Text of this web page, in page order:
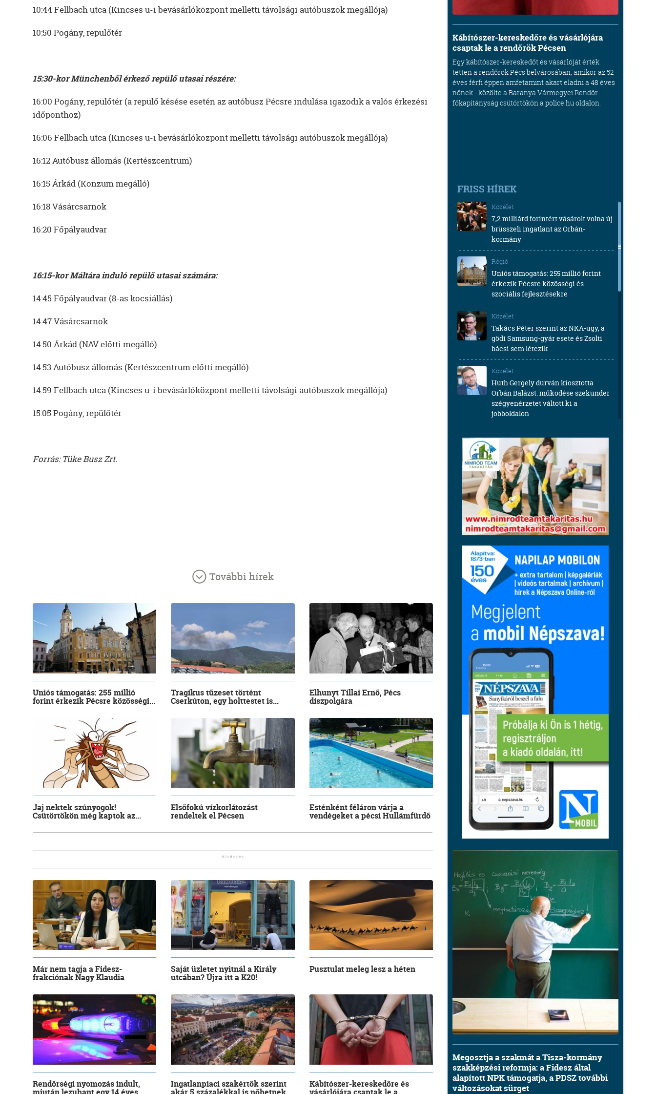
10:44 Fellbach utca (Kincses u-i bevásárlóközpont melletti távolsági autóbuszok megállója)
10:50 Pogány, repülőtér
15:30-kor Münchenből érkező repülő utasai részére:
16:00 Pogány, repülőtér (a repülő késése esetén az autóbusz Pécsre indulása igazodik a valós érkezési
időponthoz)
16:06 Fellbach utca (Kincses u-i bevásárlóközpont melletti távolsági autóbuszok megállója)
16:12 Autóbusz állomás (Kertészcentrum)
16:15 Árkád (Konzum megálló)
16:18 Vásárcsarnok
16:20 Főpályaudvar
16:15-kor Máltára induló repülő utasai számára:
14:45 Főpályaudvar (8-as kocsiállás)
14:47 Vásárcsarnok
14:50 Árkád (NAV előtti megálló)
14:53 Autóbusz állomás (Kertészcentrum előtti megálló)
14:59 Fellbach utca (Kincses u-i bevásárlóközpont melletti távolsági autóbuszok megállója)
15:05 Pogány, repülőtér
Forrás: Tüke Busz Zrt.
További hírek
Uniós támogatás: 255 millió
forint érkezik Pécsre közösségi...
Tragikus tűzeset történt
Cserkúton, egy holttestet is...
Elhunyt Tillai Ernő, Pécs
díszpolgára
Jaj nektek szúnyogok!
Csütörtökön még kaptok az...
Elsőfokú vízkorlátozást
rendeltek el Pécsen
Esténként féláron várja a
vendégeket a pécsi Hullámfürdő
Már nem tagja a Fidesz-
frakciónak Nagy Klaudia
Saját üzletet nyitnál a Király
utcában? Újra itt a K20!
Pusztulat meleg lesz a héten
Rendőrségi nyomozás indult, Ingatlanpiaci szakértők szerint Kábítószer-kereskedőre és
Kábítószer-kereskedőre és vásárlójára
csaptak le a rendőrök Pécsen
Egy kábítószer-kereskedőt és vásárlóját érték
tetten a rendőrök Pécs belvárosában, amikor az 52
éves férfi éppen amfetamint akart eladni a 48 éves
nőnek - közölte a Baranya Vármegyei Rendőr-
főkapitányság csütörtökön a police.hu oldalon.
FRISS HÍREK
Közélet
7,2 milliárd forintért vásárolt volna új
brüsszeli ingatlant az Orbán-
kormány
Régió
Uniós támogatás: 255 millió forint
érkezik Pécsre közösségi és
szociális fejlesztésekre
Közélet
Takács Péter szerint az NKA-ügy, a
gödi Samsung-gyár esete és Zsolti
bácsi sem létezik
Közélet
Huth Gergely durván kiosztotta
Orbán Balázst: működése szekunder
szégyenérzetet váltott ki a
jobboldalon
Közélet
Magyar Péter: péntektől nincs
szükség az önkéntes
fogyasztáscsökkentésre
Régió
Tragikus tűzeset történt Cserkúton,
egy holttestet is találtak
Közélet
Nincsenek jó hónapjai Balásy
Gyulának: a Szerencsejáték Zrt.
szerződést bontott, a honvédelmi
miniszter feljelentést tett
Közelebb kerültek az uniós árakhoz
és bérekhez a magyarok, de a régió
továbbra is előttünk jár
Sport
A sport sem maradhat ki, spórolnak
az energiával a pécsi egyesületek
Közélet
Orbán Gáspár hatszor utazott
honvédségi gépen Csádba és Nigerbe
Megosztja a szakmát a Tisza-kormány
szakképzési reformja: a Fidesz által
alapított NPK támogatja, a PDSZ további
változásokat sürget